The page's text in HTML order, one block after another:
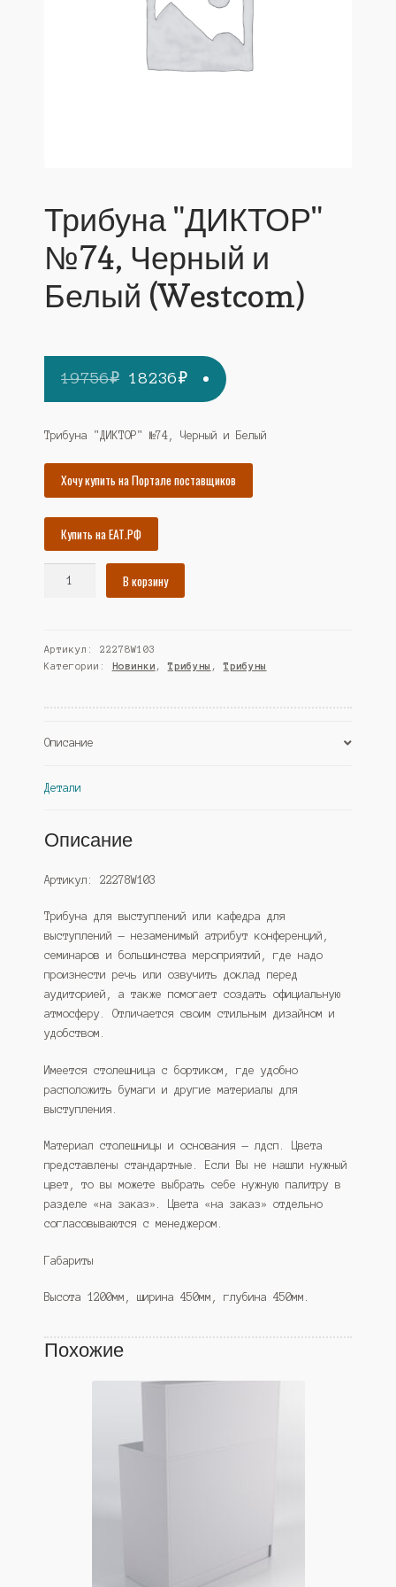
Трибуна "ДИКТОР"
№74, Черный и
Белый (Westcom)
19756₽ Первоначальная
цена
составляла
19756₽.
18236₽Текущая
цена:
18236₽.
Трибуна "ДИКТОР" №74, Черный и Белый
Хочу купить на Портале поставщиков
Купить на ЕАТ.РФ
№74,
Черный
Белый
В корзину
Артикул: 22278W103
Категории: Новинки ,Трибуны ,Трибуны
Описание
Детали
Описание
Артикул: 22278W103
Трибуна для выступлений или кафедра для
выступлений — незаменимый атрибут конференций,
семинаров и большинства мероприятий, где надо
произнести речь или озвучить доклад перед
аудиторией, а также помогает создать официальную
атмосферу. Отличается своим стильным дизайном и
удобством.
Имеется столешница с бортиком, где удобно
расположить бумаги и другие материалы для
выступления.
Материал столешницы и основания — лдсп. Цвета
представлены стандартные. Если Вы не нашли нужный
цвет, то вы можете выбрать себе нужную палитру в
разделе «на заказ». Цвета «на заказ» отдельно
согласовываются с менеджером.
Габариты
Высота 1200мм, ширина 450мм, глубина 450мм.
Похожие